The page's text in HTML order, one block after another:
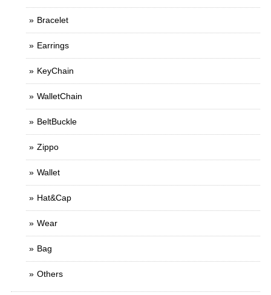
Bracelet
Earrings
KeyChain
WalletChain
BeltBuckle
Zippo
Wallet
Hat&Cap
Wear
Bag
Others